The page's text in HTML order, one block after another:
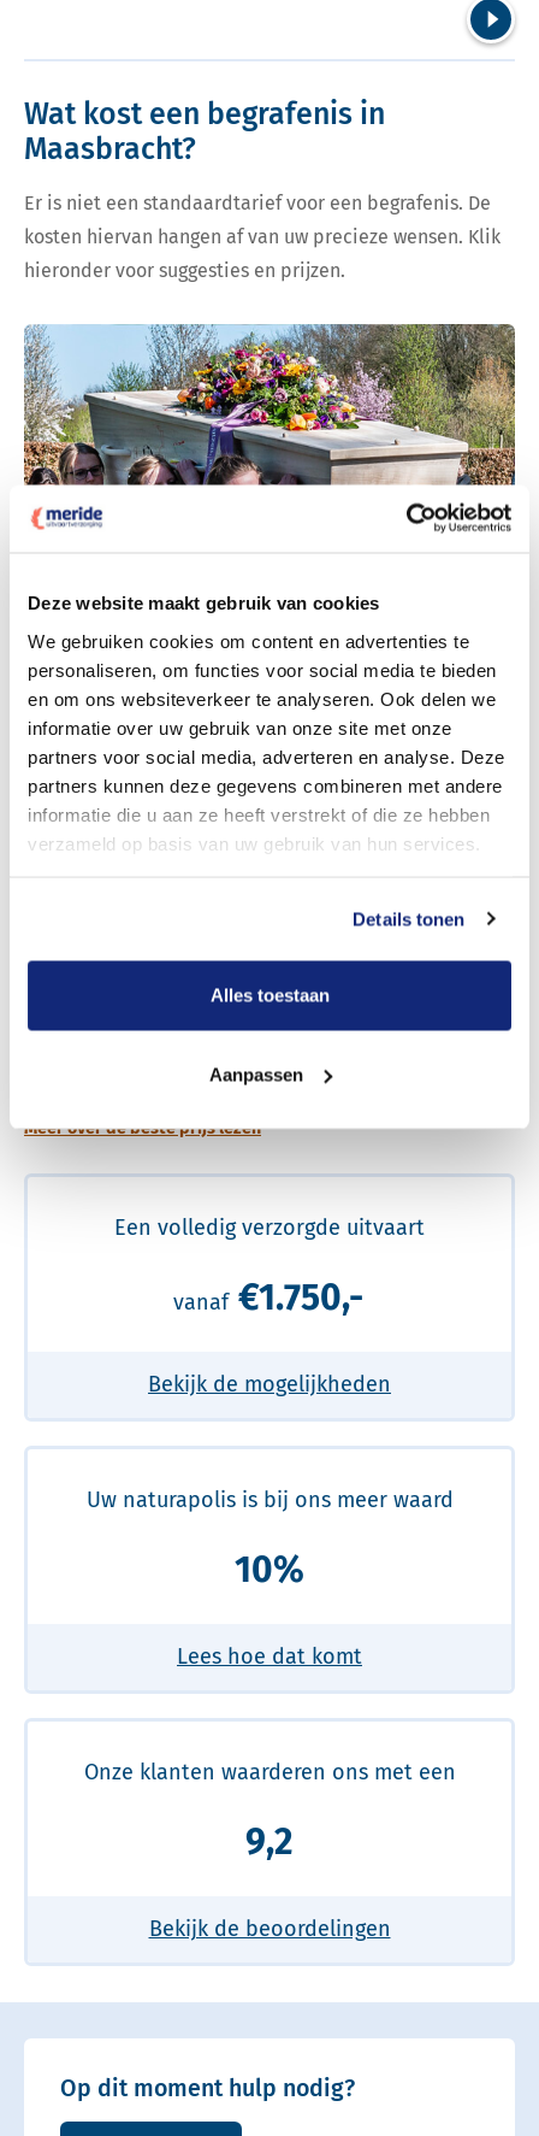
Deze website maakt gebruik van cookies
We gebruiken cookies om content en advertenties te
personaliseren, om functies voor social media te bieden
en om ons websiteverkeer te analyseren. Ook delen we
informatie over uw gebruik van onze site met onze
partners voor social media, adverteren en analyse. Deze
partners kunnen deze gegevens combineren met andere
informatie die u aan ze heeft verstrekt of die ze hebben
verzameld op basis van uw gebruik van hun services.
Details tonen
Alles toestaan
Aanpassen
Wat kost een begrafenis in
Maasbracht?
Er is niet een standaardtarief voor een begrafenis. De
kosten hiervan hangen af van uw precieze wensen. Klik
hieronder voor suggesties en prijzen.
Dit kost een begrafenis
Bekijk tarieven voor begrafenis
Bekijk tarieven voor crematie
Meer over de beste prijs lezen
Een volledig verzorgde uitvaart
vanaf €1.750,-
Bekijk de mogelijkheden
Uw naturapolis is bij ons meer waard
10%
Lees hoe dat komt
Onze klanten waarderen ons met een
9,2
Bekijk de beoordelingen
Op dit moment hulp nodig?